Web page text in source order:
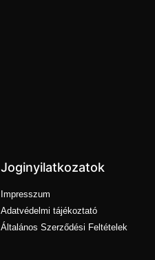
Joginyilatkozatok
Impresszum
Adatvédelmi tájékoztató
Általános Szerződési Feltételek